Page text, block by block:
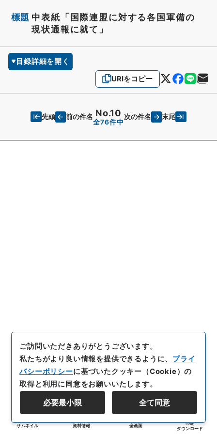
標題 中表紙「国際連盟に対する各国軍備の
現状通報に就て」
目録詳細を開く
URIをコピー
先頭 前の件名 No.10
全76件中
次の件名 末尾
サムネイル 資料情報 全画面
印刷
ダウンロード
ご訪問いただきありがとうございます。
私たちがより良い情報を提供できるように、 プライ
バシーポリシーに基づいたクッキー（Cookie）の
取得と利用に同意をお願いいたします。
必要最小限 全て同意